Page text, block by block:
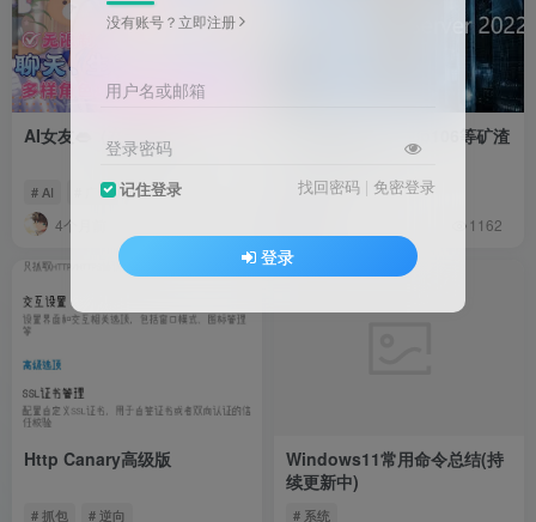
AI女友👄（在线游玩）
# AI # 广告 # R18
4个月前
关于串流分享（和p106等矿渣
# 学习
1162
Http Canary高级版
# 抓包 # 逆向
Windows11常用命令总结(持
续更新中)
# 系统
没有账号？立即注册
用户名或邮箱
登录密码
记住登录 找回密码 | 免密登录
登录